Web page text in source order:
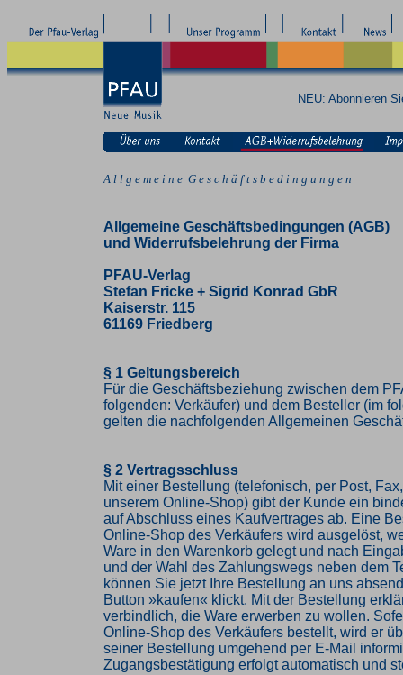
NEU: Abonnieren
A l l g e m e i n e G e s c h ä f t s b e d i n g u n g e n
Allgemeine Geschäftsbedingungen (AGB)
und Widerrufsbelehrung der Firma
PFAU-Verlag
Stefan Fricke + Sigrid Konrad GbR
Kaiserstr. 115
61169 Friedberg
§ 1 Geltungsbereich
Für die Geschäftsbeziehung zwischen dem
folgenden: Verkäufer) und dem Besteller (im
gelten die nachfolgenden Allgemeinen
§ 2 Vertragsschluss
Mit einer Bestellung (telefonisch, per Post,
unserem Online-Shop) gibt der Kunde ein
auf Abschluss eines Kaufvertrages ab. Eine
Online-Shop des Verkäufers wird ausgelöst,
Ware in den Warenkorb gelegt und nach
und der Wahl des Zahlungswegs neben dem
können Sie jetzt Ihre Bestellung an uns
Button »kaufen« klickt. Mit der Bestellung
verbindlich, die Ware erwerben zu wollen.
Online-Shop des Verkäufers bestellt, wird er
seiner Bestellung umgehend per E-Mail
Zugangsbestätigung erfolgt automatisch und